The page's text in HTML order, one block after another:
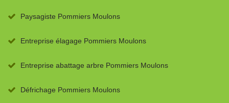
Paysagiste Pommiers Moulons
Entreprise élagage Pommiers Moulons
Entreprise abattage arbre Pommiers Moulons
Défrichage Pommiers Moulons